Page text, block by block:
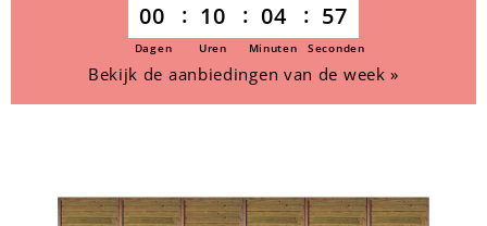
00 10 04 57
Dagen Uren Minuten Seconden
Bekijk de aanbiedingen van de week »